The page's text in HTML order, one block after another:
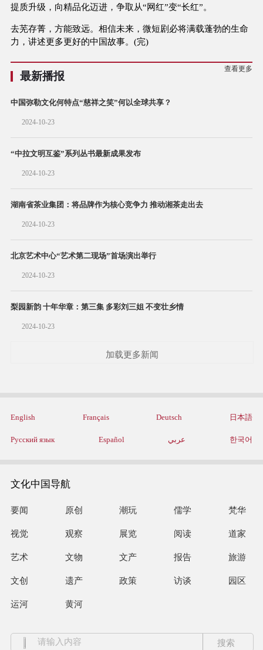
提质升级，向精品化迈进，争取从“网红”变“长红”。
去芜存菁，方能致远。相信未来，微短剧必将满载蓬勃的生命
力，讲述更多更好的中国故事。(完)
最新播报
查看更多
中国弥勒文化何特点“慈祥之笑”何以全球共享？
2024-10-23
“中拉文明互鉴”系列丛书最新成果发布
2024-10-23
湖南省茶业集团：将品牌作为核心竞争力 推动湘茶走出去
2024-10-23
北京艺术中心“艺术第二现场”首场演出举行
2024-10-23
梨园新韵 十年华章：第三集 多彩刘三姐 不变壮乡情
2024-10-23
加载更多新闻
English Français Deutsch 日本語
Русский язык Español عربي 한국어
文化中国导航
要闻 原创 潮玩 儒学 梵华
视觉 观察 展览 阅读 道家
艺术 文物 文产 报告 旅游
文创 遗产 政策 访谈 园区
运河 黄河